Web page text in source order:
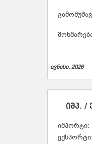
ივნისი, 2026
იმპ. /
იმპორტი:
ექსპორტი: